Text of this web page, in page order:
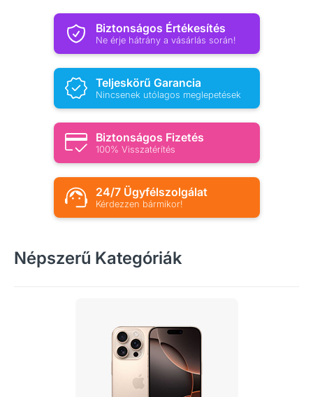
Biztonságos Értékesítés
Ne érje hátrány a vásárlás során!
Teljeskörű Garancia
Nincsenek utólagos meglepetések
Biztonságos Fizetés
100% Visszatérítés
24/7 Ügyfélszolgálat
Kérdezzen bármikor!
Népszerű Kategóriák